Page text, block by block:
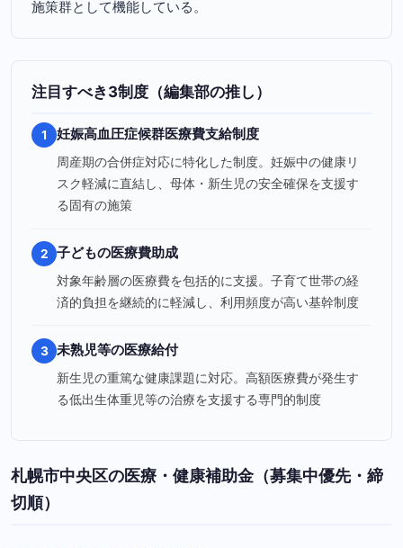
施策群として機能している。
注目すべき3制度（編集部の推し）
1 妊娠高血圧症候群医療費支給制度
周産期の合併症対応に特化した制度。妊娠中の健康リ
スク軽減に直結し、母体・新生児の安全確保を支援す
る固有の施策
2 子どもの医療費助成
対象年齢層の医療費を包括的に支援。子育て世帯の経
済的負担を継続的に軽減し、利用頻度が高い基幹制度
3 未熟児等の医療給付
新生児の重篤な健康課題に対応。高額医療費が発生す
る低出生体重児等の治療を支援する専門的制度
札幌市中央区の医療・健康補助金（募集中優先・締
切順）